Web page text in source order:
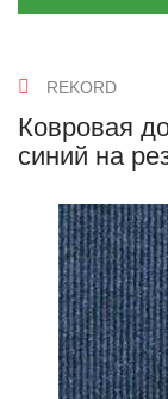
REKORD
Ковровая
синий на